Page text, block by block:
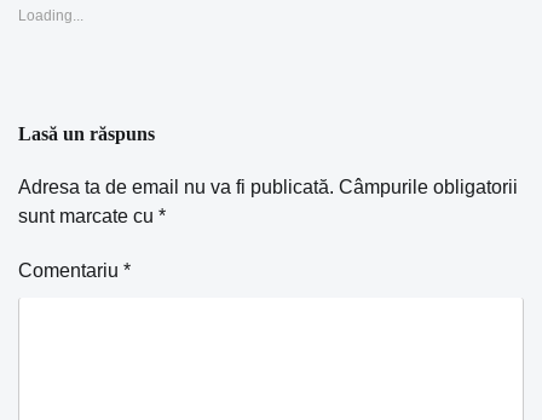
Loading...
Lasă un răspuns
Adresa ta de email nu va fi publicată. Câmpurile obligatorii
sunt marcate cu *
Comentariu *